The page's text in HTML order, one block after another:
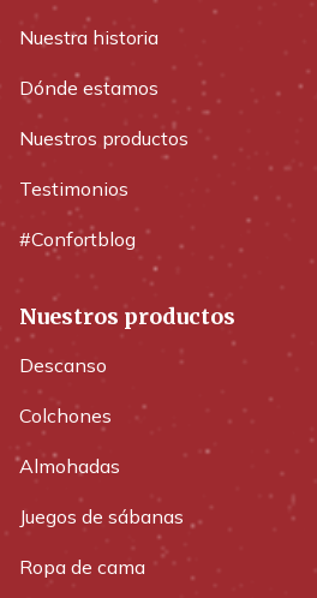
Nuestra historia
Dónde estamos
Nuestros productos
Testimonios
#Confortblog
Nuestros productos
Descanso
Colchones
Almohadas
Juegos de sábanas
Ropa de cama